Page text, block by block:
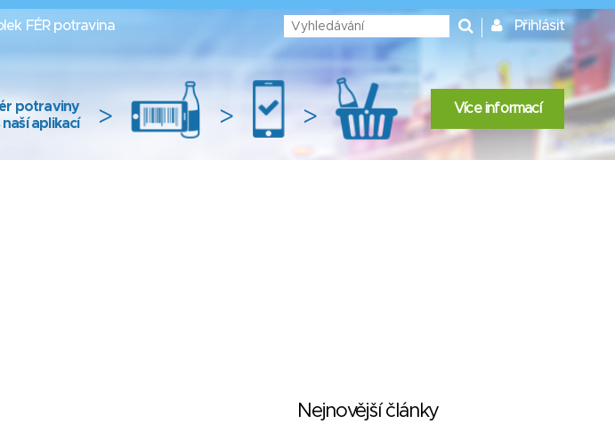
FÉR potravina Přihlásit
potraviny
naší aplikací > > > Více informací
Nejnovější články